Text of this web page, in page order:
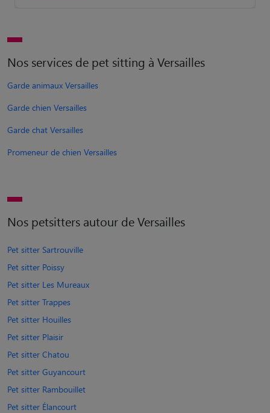
Nos services de pet sitting à Versailles
Garde animaux Versailles
Garde chien Versailles
Garde chat Versailles
Promeneur de chien Versailles
Nos petsitters autour de Versailles
Pet sitter Sartrouville
Pet sitter Poissy
Pet sitter Les Mureaux
Pet sitter Trappes
Pet sitter Houilles
Pet sitter Plaisir
Pet sitter Chatou
Pet sitter Guyancourt
Pet sitter Rambouillet
Pet sitter Élancourt